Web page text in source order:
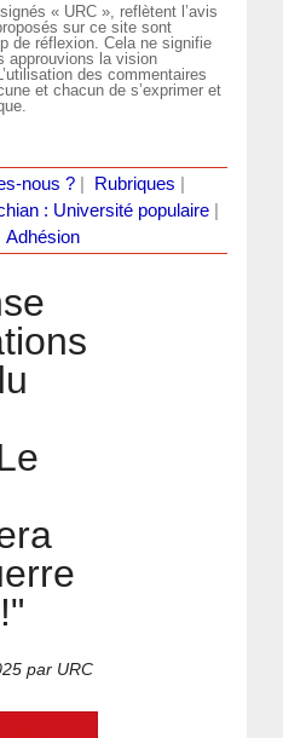
« URC », reflètent l’avis
sur ce site sont
de réflexion. Cela ne signifie
approuvions la vision
des commentaires
et chacun de s’exprimer et
nous ?| Rubriques
: Université populaire
Adhésion
par URC